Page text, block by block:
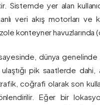
Sistemde yer alan
veri akış motorları ve
konteyner havuzlarında
dünya genelinde
pik saatlerde dahi,
coğrafi olarak son
Eğer bir